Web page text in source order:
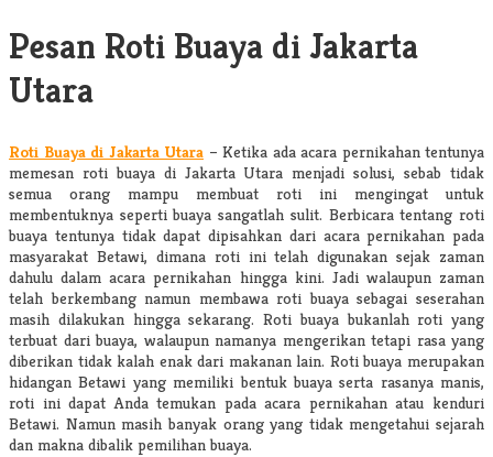
Pesan Roti Buaya di Jakarta
Utara
Roti Buaya di Jakarta Utara – Ketika ada acara pernikahan tentunya
memesan roti buaya di Jakarta Utara menjadi solusi, sebab tidak
semua orang mampu membuat roti ini mengingat untuk
membentuknya seperti buaya sangatlah sulit. Berbicara tentang roti
buaya tentunya tidak dapat dipisahkan dari acara pernikahan pada
masyarakat Betawi, dimana roti ini telah digunakan sejak zaman
dahulu dalam acara pernikahan hingga kini. Jadi walaupun zaman
telah berkembang namun membawa roti buaya sebagai seserahan
masih dilakukan hingga sekarang. Roti buaya bukanlah roti yang
terbuat dari buaya, walaupun namanya mengerikan tetapi rasa yang
diberikan tidak kalah enak dari makanan lain. Roti buaya merupakan
hidangan Betawi yang memiliki bentuk buaya serta rasanya manis,
roti ini dapat Anda temukan pada acara pernikahan atau kenduri
Betawi. Namun masih banyak orang yang tidak mengetahui sejarah
dan makna dibalik pemilihan buaya.